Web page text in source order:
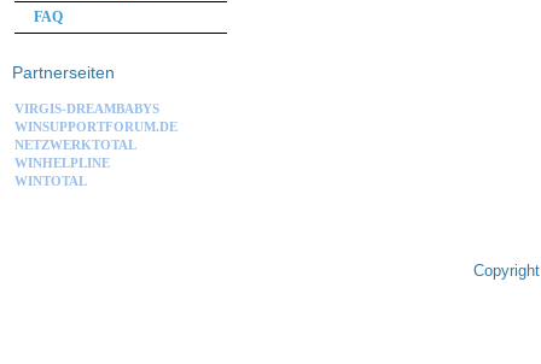
FAQ
Partnerseiten
VIRGIS-DREAMBABYS
WINSUPPORTFORUM.DE
NETZWERKTOTAL
WINHELPLINE
WINTOTAL